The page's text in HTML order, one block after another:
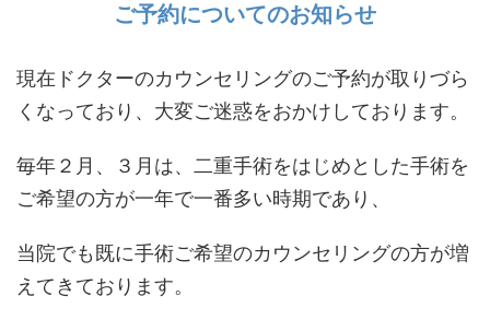
ご予約についてのお知らせ
現在ドクターのカウンセリングのご予約が取りづら
くなっており、大変ご迷惑をおかけしております。
毎年２月、３月は、二重手術をはじめとした手術を
ご希望の方が一年で一番多い時期であり、
当院でも既に手術ご希望のカウンセリングの方が増
えてきております。